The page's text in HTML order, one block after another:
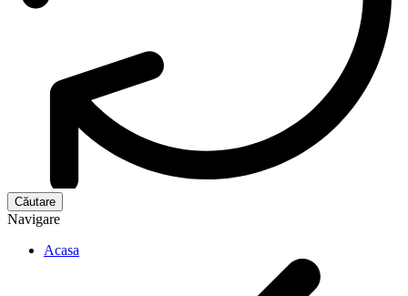
Navigare
Acasa